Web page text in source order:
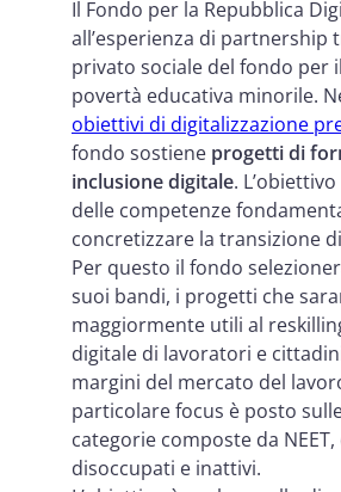
Il Fondo per la Repubblica
all’esperienza di partnership
privato sociale del fondo per
povertà educativa minorile.
obiettivi di digitalizzazione
fondo sostiene progetti di
inclusione digitale.
delle competenze
concretizzare la transizione
Per questo il fondo
suoi bandi, i progetti che
maggiormente utili al
digitale di lavoratori e
margini del mercato del
particolare focus è posto
categorie composte da
disoccupati e inattivi.